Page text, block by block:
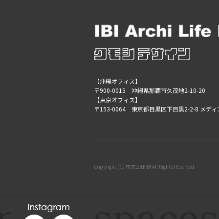
【沖縄オフィス】
〒900-0015 沖縄県那覇市久茂地2-10-20
【東京オフィス】
〒153-0064 東京都目黒区下目黒2-2-8 メディ
Copyright (C) 株式会社IBI All Rights Reserved.